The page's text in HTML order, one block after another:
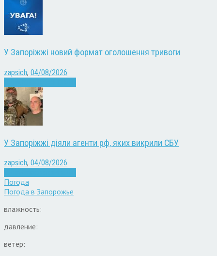
У Запоріжжі новий формат оголошення тривоги
zapsich, 04/08/2026
У Запоріжжі діяли агенти рф, яких викрили СБУ
zapsich, 04/08/2026
Погода
Погода в Запорожье
влажность:
давление:
ветер: